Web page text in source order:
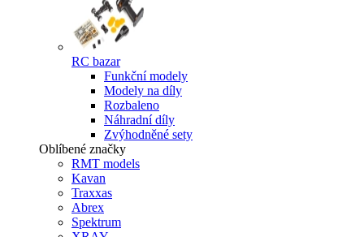
RC bazar
Funkční modely
Modely na díly
Rozbaleno
Náhradní díly
Zvýhodněné sety
Oblíbené značky
RMT models
Kavan
Traxxas
Abrex
Spektrum